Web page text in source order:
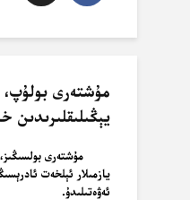
مۇشتەرى
يېڭىلىقلىرىدىن
مۇشتەرى
يازمىلار ئېلخەت
ئەۋەتىلىدۇ.